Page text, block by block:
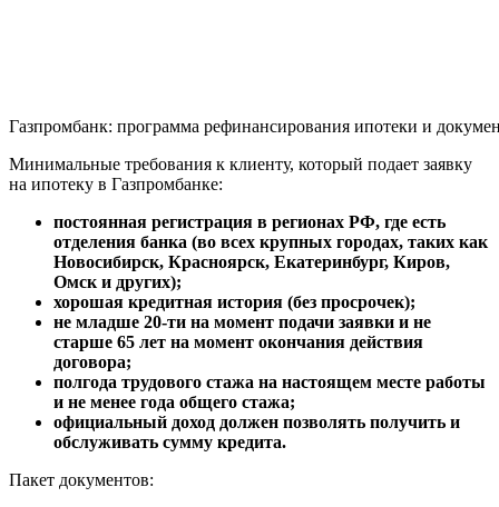
Газпромбанк: программа рефинансирования ипотеки и
Минимальные требования к клиенту, который подает заявку
на ипотеку в Газпромбанке:
постоянная регистрация в регионах РФ, где есть
отделения банка (во всех крупных городах, таких как
Новосибирск, Красноярск, Екатеринбург, Киров,
Омск и других);
хорошая кредитная история (без просрочек);
не младше 20-ти на момент подачи заявки и не
старше 65 лет на момент окончания действия
договора;
полгода трудового стажа на настоящем месте работы
и не менее года общего стажа;
официальный доход должен позволять получить и
обслуживать сумму кредита.
Пакет документов: